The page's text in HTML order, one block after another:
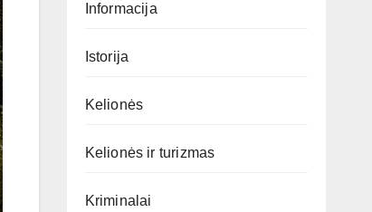
Informacija
Istorija
Kelionės
Kelionės ir turizmas
Kriminalai